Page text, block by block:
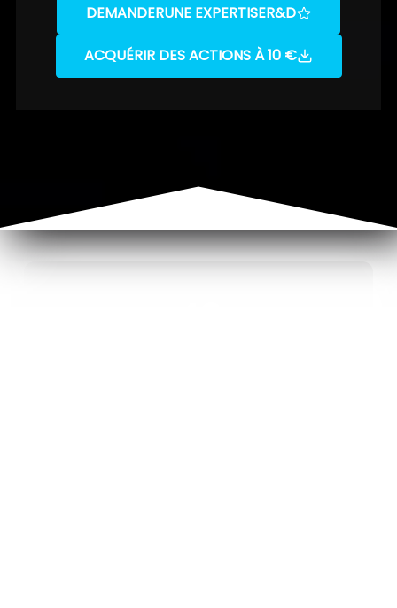
DEMANDERUNE EXPERTISER&D
ACQUÉRIR DES ACTIONS À 10 €